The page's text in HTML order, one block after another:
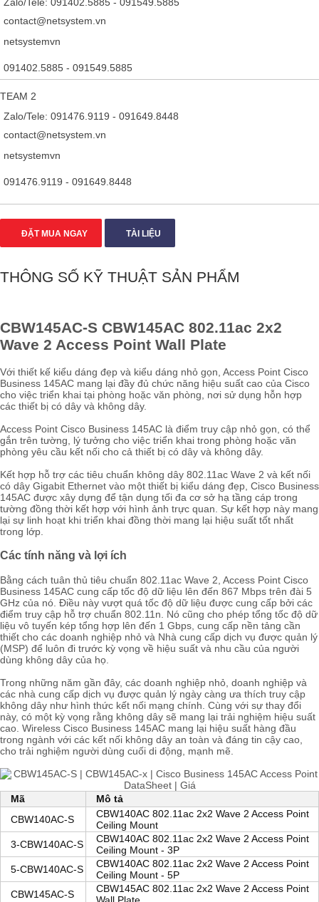
contact@netsystem.vn
netsystemvn
091402.5885 - 091549.5885
TEAM 2
Zalo/Tele: 091476.9119 - 091649.8448
contact@netsystem.vn
netsystemvn
091476.9119 - 091649.8448
ĐẶT MUA NGAY TÀI LIỆU
THÔNG SỐ KỸ THUẬT SẢN PHẨM
CBW145AC-S CBW145AC 802.11ac 2x2
Wave 2 Access Point Wall Plate
Với thiết kế kiểu dáng đẹp và kiểu dáng nhỏ gọn, Access Point Cisco
Business 145AC mang lại đầy đủ chức năng hiệu suất cao của Cisco
cho việc triển khai tại phòng hoặc văn phòng, nơi sử dụng hỗn hợp
các thiết bị có dây và không dây.
Access Point Cisco Business 145AC là điểm truy cập nhỏ gọn, có thể
gắn trên tường, lý tưởng cho việc triển khai trong phòng hoặc văn
phòng yêu cầu kết nối cho cả thiết bị có dây và không dây.
Kết hợp hỗ trợ các tiêu chuẩn không dây 802.11ac Wave 2 và kết nối
có dây Gigabit Ethernet vào một thiết bị kiểu dáng đẹp, Cisco Business
145AC được xây dựng để tận dụng tối đa cơ sở hạ tầng cáp trong
tường đồng thời kết hợp với hình ảnh trực quan. Sự kết hợp này mang
lại sự linh hoạt khi triển khai đồng thời mang lại hiệu suất tốt nhất
trong lớp.
Các tính năng và lợi ích
Bằng cách tuân thủ tiêu chuẩn 802.11ac Wave 2, Access Point Cisco
Business 145AC cung cấp tốc độ dữ liệu lên đến 867 Mbps trên đài 5
GHz của nó. Điều này vượt quá tốc độ dữ liệu được cung cấp bởi các
điểm truy cập hỗ trợ chuẩn 802.11n. Nó cũng cho phép tổng tốc độ dữ
liệu vô tuyến kép tổng hợp lên đến 1 Gbps, cung cấp nền tảng cần
thiết cho các doanh nghiệp nhỏ và Nhà cung cấp dịch vụ được quản lý
(MSP) để luôn đi trước kỳ vọng về hiệu suất và nhu cầu của người
dùng không dây của họ.
Trong những năm gần đây, các doanh nghiệp nhỏ, doanh nghiệp và
các nhà cung cấp dịch vụ được quản lý ngày càng ưa thích truy cập
không dây như hình thức kết nối mạng chính. Cùng với sự thay đổi
này, có một kỳ vọng rằng không dây sẽ mang lại trải nghiệm hiệu suất
cao. Wireless Cisco Business 145AC mang lại hiệu suất hàng đầu
trong ngành với các kết nối không dây an toàn và đáng tin cậy cao,
cho trải nghiệm người dùng cuối di động, mạnh mẽ.
Mã
Mô tả
CBW140AC-S
CBW140AC 802.11ac 2x2 Wave 2 Access Point
Ceiling Mount
3-CBW140AC-S
CBW140AC 802.11ac 2x2 Wave 2 Access Point
Ceiling Mount - 3P
5-CBW140AC-S
CBW140AC 802.11ac 2x2 Wave 2 Access Point
Ceiling Mount - 5P
CBW145AC-S
CBW145AC 802.11ac 2x2 Wave 2 Access Point
Wall Plate